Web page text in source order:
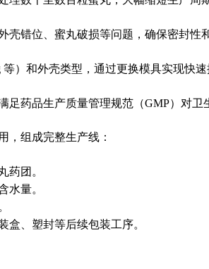
错位、蜜丸破损等问题，确保密封性
）和外壳类型，通过更换模具实现快速
药品生产质量管理规范（GMP）对卫
，组成完整生产线：
药团。
水量。
盒、塑封等后续包装工序。